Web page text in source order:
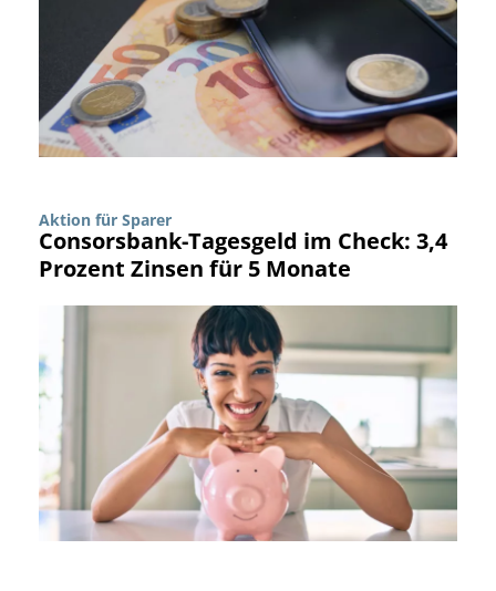
Aktion für Sparer
Consorsbank-Tagesgeld im Check: 3,4
Prozent Zinsen für 5 Monate